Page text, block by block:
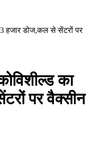
हजार डोज,कल से सेंटरों पर
का
पर वैक्सीन